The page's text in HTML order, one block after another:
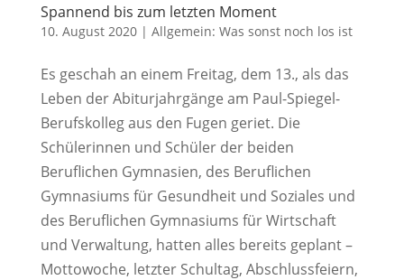
Spannend bis zum letzten Moment
10. August 2020| Allgemein: Was sonst noch los ist
Es geschah an einem Freitag, dem 13., als das
Leben der Abiturjahrgänge am Paul-Spiegel-
Berufskolleg aus den Fugen geriet. Die
Schülerinnen und Schüler der beiden
Beruflichen Gymnasien, des Beruflichen
Gymnasiums für Gesundheit und Soziales und
des Beruflichen Gymnasiums für Wirtschaft
und Verwaltung, hatten alles bereits geplant –
Mottowoche, letzter Schultag, Abschlussfeiern,